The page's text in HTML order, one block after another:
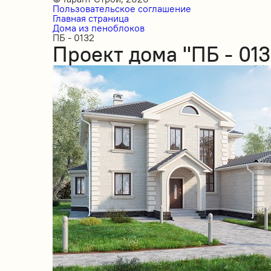
Пользовательское соглашение
Главная страница
Дома из пеноблоков
ПБ - 0132
Проект дома "ПБ -